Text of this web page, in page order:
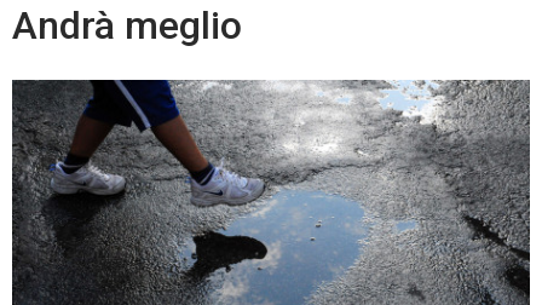
Andrà meglio